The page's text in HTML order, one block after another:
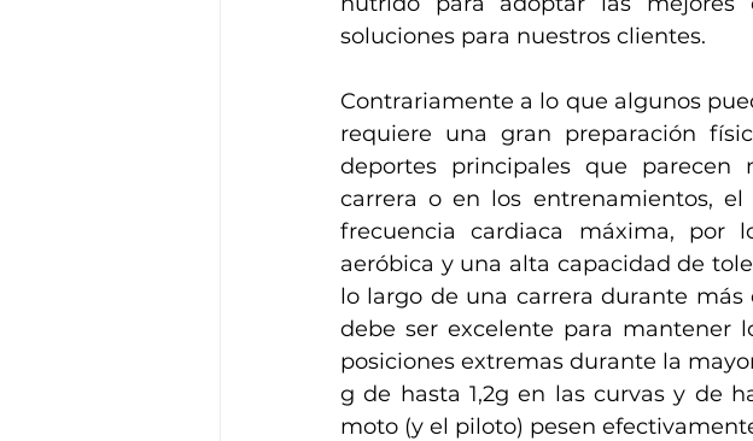
soluciones para nuestros clientes.
Contrariamente a lo que algunos
requiere una gran preparación
deportes principales que parecen
carrera o en los entrenamientos,
frecuencia cardiaca máxima,
aeróbica y una alta capacidad de
lo largo de una carrera durante
debe ser excelente para mantener
posiciones extremas durante la
g de hasta 1,2g en las curvas y de
moto (y el piloto) pesen